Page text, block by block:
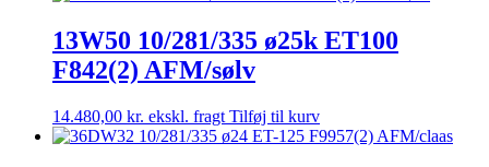
13W50 10/281/335 ø25k ET100
F842(2) AFM/sølv
14.480,00 kr. ekskl. fragt Tilføj til kurv